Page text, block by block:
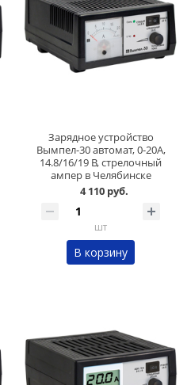
Зарядное устройство
Вымпел-30 автомат, 0-20А,
14.8/16/19 В, стрелочный
ампер в Челябинске
4 110 руб.
шт
В корзину